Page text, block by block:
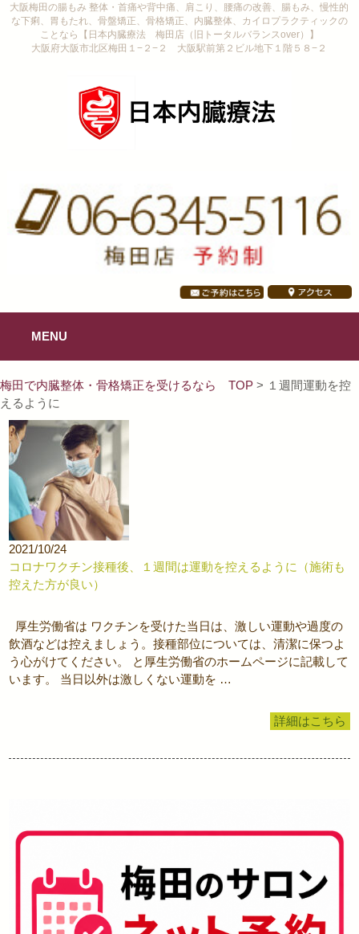
大阪梅田の腸もみ 整体・首痛や背中痛、肩こり、腰痛の改善、腸もみ、慢性的
な下痢、胃もたれ、骨盤矯正、骨格矯正、内臓整体、カイロプラクティックの
ことなら【日本内臓療法 梅田店（旧トータルバランスover）】
大阪府大阪市北区梅田１−２−２ 大阪駅前第２ビル地下１階５８−２
MENU
梅田で内臓整体・骨格矯正を受けるなら TOP > １週間運動を控
えるように
2021/10/24
コロナワクチン接種後、１週間は運動を控えるように（施術も
控えた方が良い）
厚生労働省は ワクチンを受けた当日は、激しい運動や過度の
飲酒などは控えましょう。接種部位については、清潔に保つよ
う心がけてください。 と厚生労働省のホームページに記載して
います。 当日以外は激しくない運動を …
詳細はこちら